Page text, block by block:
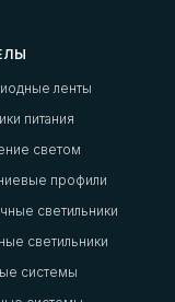
ленты
питания
светом
профили
светильники
светильники
системы